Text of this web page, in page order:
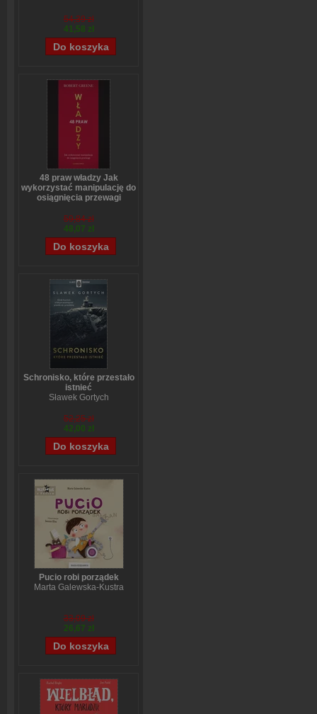
54,39 zł
41,58 zł
48 praw władzy Jak
wykorzystać manipulację do
osiągnięcia przewagi
59,84 zł
48,07 zł
Schronisko, które przestało
istnieć
Sławek Gortych
52,25 zł
42,00 zł
Pucio robi porządek
Marta Galewska-Kustra
33,09 zł
26,67 zł